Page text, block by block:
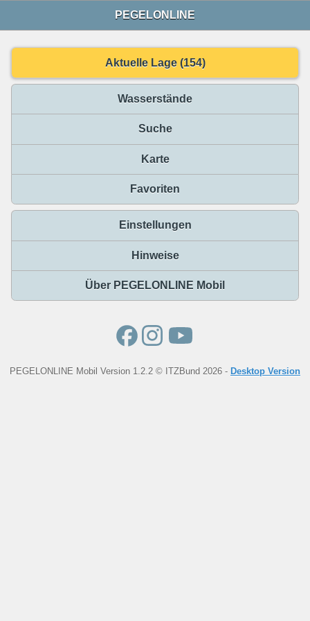
PEGELONLINE
Aktuelle Lage (154)
Wasserstände
Suche
Karte
Favoriten
Einstellungen
Hinweise
Über PEGELONLINE Mobil
PEGELONLINE Mobil Version 1.2.2 © ITZBund 2026 - Desktop Version